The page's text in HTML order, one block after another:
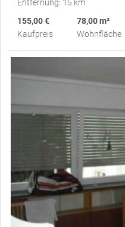
Entfernung: 15 km
155,00 €
Kaufpreis
78,00 m²
Wohnfläche